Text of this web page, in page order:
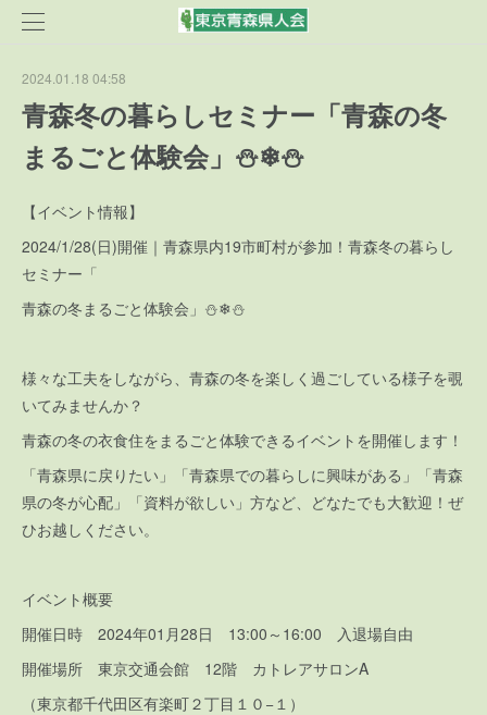
2024.01.18 04:58
青森冬の暮らしセミナー「青森の冬
まるごと体験会」⛄❄⛄
【イベント情報】
2024/1/28(日)開催｜青森県内19市町村が参加！青森冬の暮らし
セミナー「
青森の冬まるごと体験会」⛄❄⛄
様々な工夫をしながら、青森の冬を楽しく過ごしている様子を覗
いてみませんか？
青森の冬の衣食住をまるごと体験できるイベントを開催します！
「青森県に戻りたい」「青森県での暮らしに興味がある」「青森
県の冬が心配」「資料が欲しい」方など、どなたでも大歓迎！ぜ
ひお越しください。
イベント概要
開催日時 2024年01月28日 13:00～16:00 入退場自由
開催場所 東京交通会館 12階 カトレアサロンA
（東京都千代田区有楽町２丁目１０−１）